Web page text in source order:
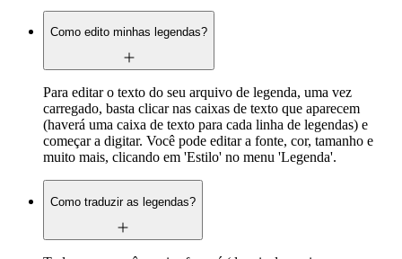
Como edito minhas legendas?
Para editar o texto do seu arquivo de legenda, uma vez
carregado, basta clicar nas caixas de texto que aparecem
(haverá uma caixa de texto para cada linha de legendas) e
começar a digitar. Você pode editar a fonte, cor, tamanho e
muito mais, clicando em 'Estilo' no menu 'Legenda'.
Como traduzir as legendas?